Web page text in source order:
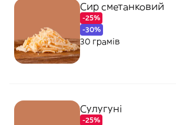
Сир сметанковий
-25%
-30%
30 грамів
Сулугуні
-25%